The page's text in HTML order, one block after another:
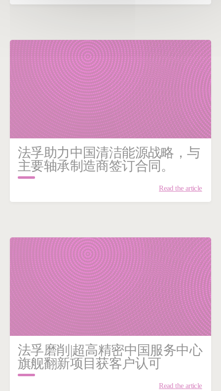
法孚助力中国清洁能源战略，与
主要轴承制造商签订合同。
Read the article
法孚磨削|超高精密中国服务中心
旗舰翻新项目获客户认可
Read the article